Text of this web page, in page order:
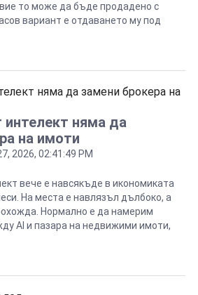
то може да бъде продадено с
вариант е отдаването му под
приход за определен период
интелект няма да
на имоти
2026, 02:41:49 PM
вече е навсякъде в икономиката
На места е навлязъл дълбоко, а
Нормално е да намерим
АI и пазара на недвижими имоти,
че в този бизнес работата